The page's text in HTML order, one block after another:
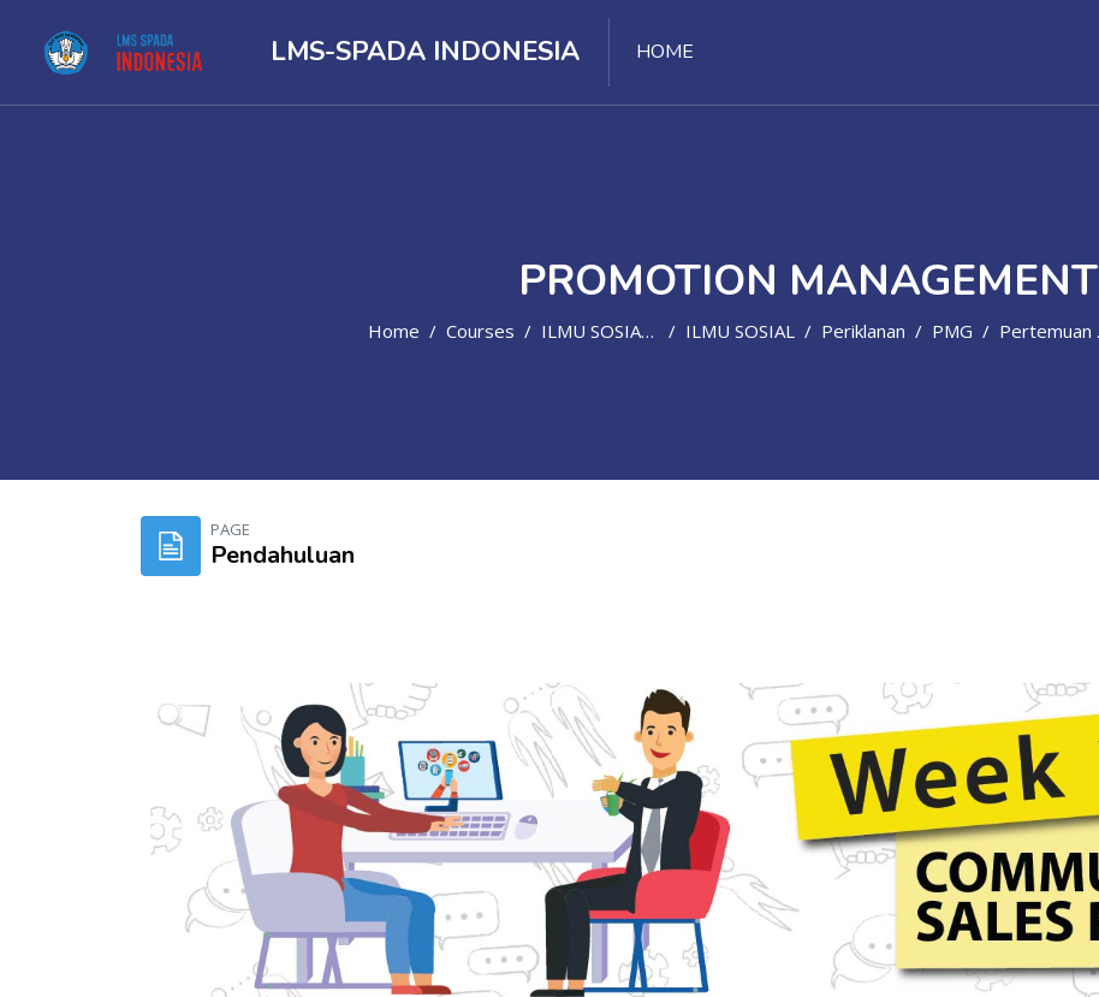
LMS-SPADA INDONESIA HOME
PROMOTION MANAGEMENT
Home Courses ILMU SOSIAL, POLITIK, HUMANIORA ILMU SOSIAL Periklanan PMG Pertemuan 13 - Communicating Sales Promotion
PAGE
Pendahuluan